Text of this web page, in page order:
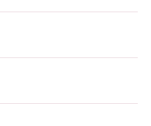
avant fabrication